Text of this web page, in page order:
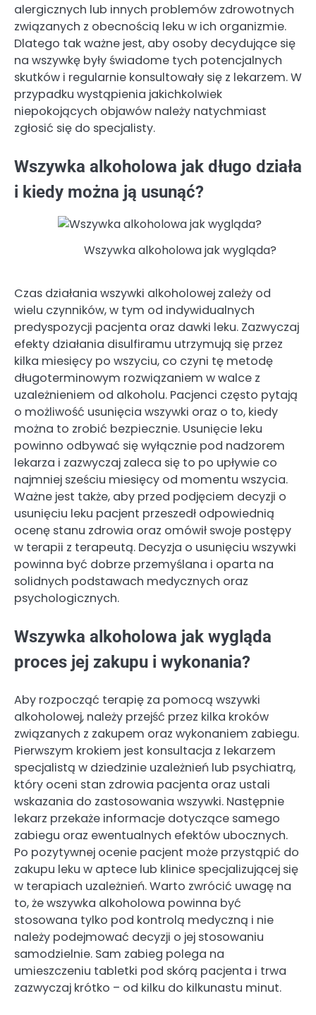
alergicznych lub innych problemów zdrowotnych
związanych z obecnością leku w ich organizmie.
Dlatego tak ważne jest, aby osoby decydujące się
na wszywkę były świadome tych potencjalnych
skutków i regularnie konsultowały się z lekarzem. W
przypadku wystąpienia jakichkolwiek
niepokojących objawów należy natychmiast
zgłosić się do specjalisty.
Wszywka alkoholowa jak długo działa
i kiedy można ją usunąć?
Wszywka alkoholowa jak wygląda?
Czas działania wszywki alkoholowej zależy od
wielu czynników, w tym od indywidualnych
predyspozycji pacjenta oraz dawki leku. Zazwyczaj
efekty działania disulfiramu utrzymują się przez
kilka miesięcy po wszyciu, co czyni tę metodę
długoterminowym rozwiązaniem w walce z
uzależnieniem od alkoholu. Pacjenci często pytają
o możliwość usunięcia wszywki oraz o to, kiedy
można to zrobić bezpiecznie. Usunięcie leku
powinno odbywać się wyłącznie pod nadzorem
lekarza i zazwyczaj zaleca się to po upływie co
najmniej sześciu miesięcy od momentu wszycia.
Ważne jest także, aby przed podjęciem decyzji o
usunięciu leku pacjent przeszedł odpowiednią
ocenę stanu zdrowia oraz omówił swoje postępy
w terapii z terapeutą. Decyzja o usunięciu wszywki
powinna być dobrze przemyślana i oparta na
solidnych podstawach medycznych oraz
psychologicznych.
Wszywka alkoholowa jak wygląda
proces jej zakupu i wykonania?
Aby rozpocząć terapię za pomocą wszywki
alkoholowej, należy przejść przez kilka kroków
związanych z zakupem oraz wykonaniem zabiegu.
Pierwszym krokiem jest konsultacja z lekarzem
specjalistą w dziedzinie uzależnień lub psychiatrą,
który oceni stan zdrowia pacjenta oraz ustali
wskazania do zastosowania wszywki. Następnie
lekarz przekaże informacje dotyczące samego
zabiegu oraz ewentualnych efektów ubocznych.
Po pozytywnej ocenie pacjent może przystąpić do
zakupu leku w aptece lub klinice specjalizującej się
w terapiach uzależnień. Warto zwrócić uwagę na
to, że wszywka alkoholowa powinna być
stosowana tylko pod kontrolą medyczną i nie
należy podejmować decyzji o jej stosowaniu
samodzielnie. Sam zabieg polega na
umieszczeniu tabletki pod skórą pacjenta i trwa
zazwyczaj krótko – od kilku do kilkunastu minut.